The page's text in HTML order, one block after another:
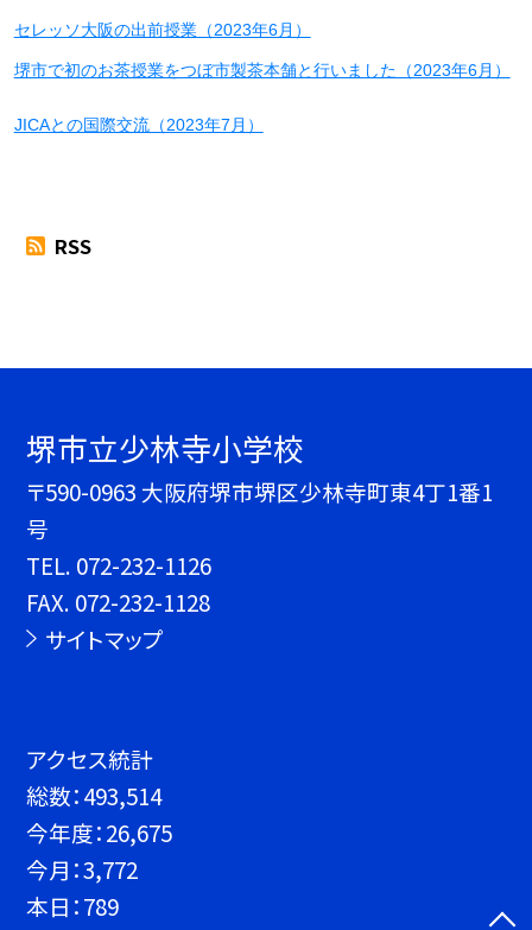
セレッソ大阪の出前授業（2023年6月）
堺市で初のお茶授業をつぼ市製茶本舗と行いました（2023年6月）
JICAとの国際交流（2023年7月）
RSS
堺市立少林寺小学校
〒590-0963 大阪府堺市堺区少林寺町東4丁1番1
号
TEL. 072-232-1126
FAX. 072-232-1128
サイトマップ
アクセス統計
総数：493,514
今年度：26,675
今月：3,772
本日：789